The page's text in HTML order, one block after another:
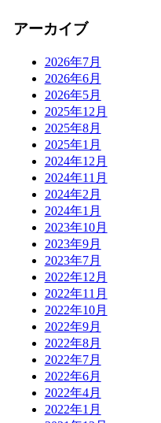
アーカイブ
2026年7月
2026年6月
2026年5月
2025年12月
2025年8月
2025年1月
2024年12月
2024年11月
2024年2月
2024年1月
2023年10月
2023年9月
2023年7月
2022年12月
2022年11月
2022年10月
2022年9月
2022年8月
2022年7月
2022年6月
2022年4月
2022年1月